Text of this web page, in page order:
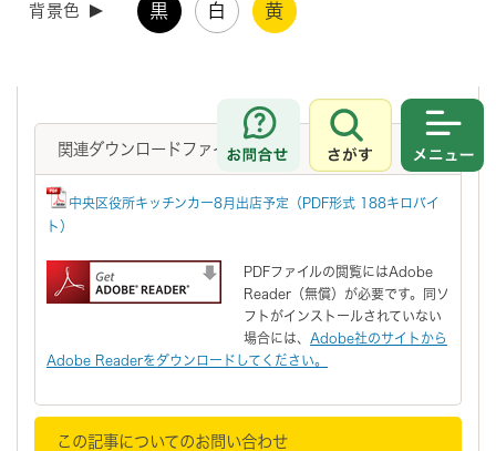
背景色 黒 白 黄
お問合せ
さがす
曜日替わりで様々なキッチンカーをお楽しみいただけます。
お近くにお越しの際は、ぜひテイクアウトしてみてください。
関連ダウンロードファイル
中央区役所キッチンカー8月出店予定（PDF形式 188キロバイ
ト）
PDFファイルの閲覧にはAdobe
Reader（無償）が必要です。同ソ
フトがインストールされていない
場合には、 Adobe社のサイトから
Adobe Readerをダウンロードしてください。
この記事についてのお問い合わせ